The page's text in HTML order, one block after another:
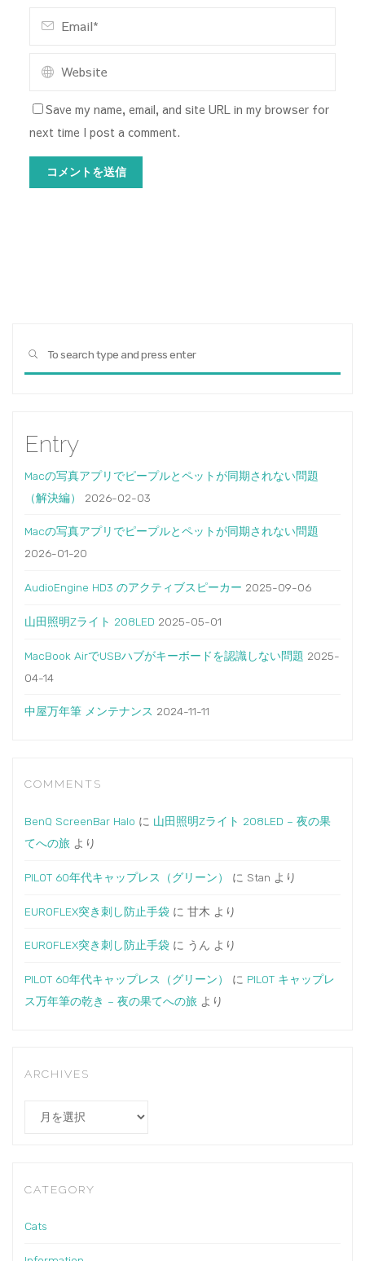
Save my name, email, and site URL in my browser for
next time I post a comment.
SEARCH
Entry
Macの写真アプリでピープルとペットが同期されない問題
（解決編）
2026-02-03
Macの写真アプリでピープルとペットが同期されない問題
2026-01-20
AudioEngine HD3 のアクティブスピーカー 2025-09-06
山田照明Zライト 208LED 2025-05-01
MacBook AirでUSBハブがキーボードを認識しない問題 2025-
04-14
中屋万年筆 メンテナンス 2024-11-11
COMMENTS
BenQ ScreenBar Halo に 山田照明Zライト 208LED – 夜の果
てへの旅 より
PILOT 60年代キャップレス（グリーン） に Stan より
EUROFLEX突き刺し防止手袋 に甘木 より
EUROFLEX突き刺し防止手袋 に うん より
PILOT 60年代キャップレス（グリーン） に PILOT キャップレ
ス万年筆の乾き – 夜の果てへの旅 より
ARCHIVES
Archives
CATEGORY
Cats